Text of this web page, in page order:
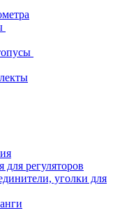
для регуляторов
уголки для